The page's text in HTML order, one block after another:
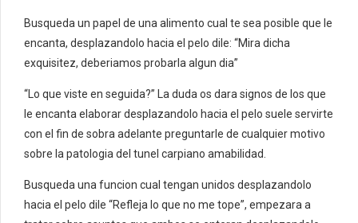
Busqueda un papel de una alimento cual te sea posible que le
encanta, desplazandolo hacia el pelo dile: “Mira dicha
exquisitez, deberiamos probarla algun dia”
“Lo que viste en seguida?” La duda os dara signos de los que
le encanta elaborar desplazandolo hacia el pelo suele servirte
con el fin de sobra adelante preguntarle de cualquier motivo
sobre la patologi­a del tunel carpiano amabilidad.
Busqueda una funcion cual tengan unidos desplazandolo
hacia el pelo dile “Refleja lo que no me tope”, empezara a